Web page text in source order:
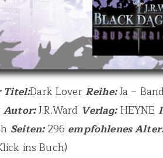
Titel:Dark Lover Reihe:Ja –
Autor:J.R.Ward Verlag:HEYNE
Seiten:296 empfohlenes
ins Buch)